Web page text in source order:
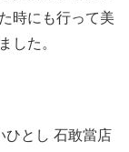
時にも行って美
した。
ひとし 石敢當店